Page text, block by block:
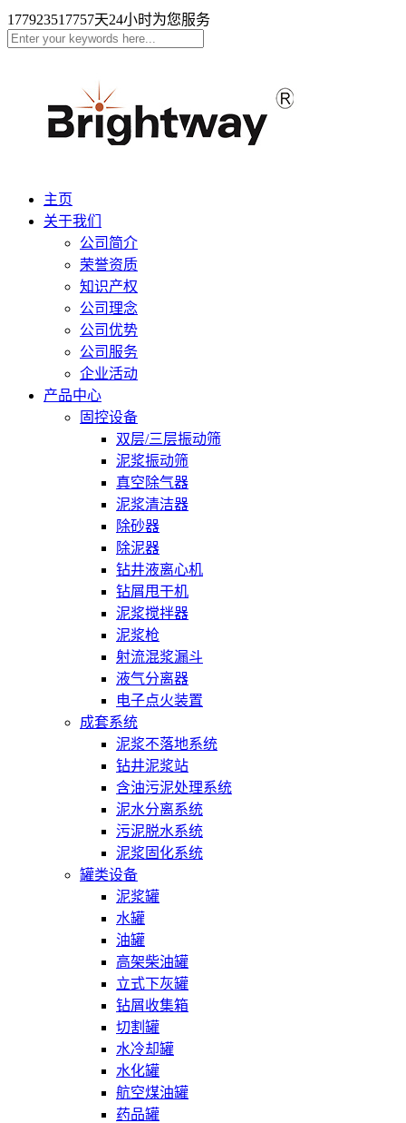
177923517757天24小时为您服务
主页
关于我们
公司简介
荣誉资质
知识产权
公司理念
公司优势
公司服务
企业活动
产品中心
固控设备
双层/三层振动筛
泥浆振动筛
真空除气器
泥浆清洁器
除砂器
除泥器
钻井液离心机
钻屑甩干机
泥浆搅拌器
泥浆枪
射流混浆漏斗
液气分离器
电子点火装置
成套系统
泥浆不落地系统
钻井泥浆站
含油污泥处理系统
泥水分离系统
污泥脱水系统
泥浆固化系统
罐类设备
泥浆罐
水罐
油罐
高架柴油罐
立式下灰罐
钻屑收集箱
切割罐
水冷却罐
水化罐
航空煤油罐
药品罐